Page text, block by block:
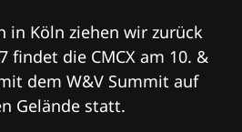
in Köln ziehen wir zurück
findet die CMCX am 10. &
dem W&V Summit auf
Gelände statt.